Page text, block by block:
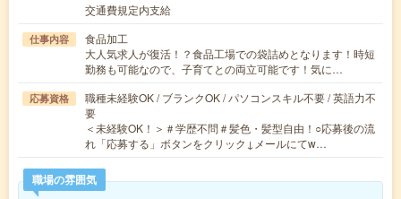
交通費規定内支給
仕事内容
食品加工
大人気求人が復活！？食品工場での袋詰めとなります！時短
勤務も可能なので、子育てとの両立可能です！気に…
応募資格
職種未経験OK / ブランクOK / パソコンスキル不要 / 英語力不
要
＜未経験OK！＞＃学歴不問＃髪色・髪型自由！○応募後の流
れ「応募する」ボタンをクリック↓メールにてw…
職場の雰囲気